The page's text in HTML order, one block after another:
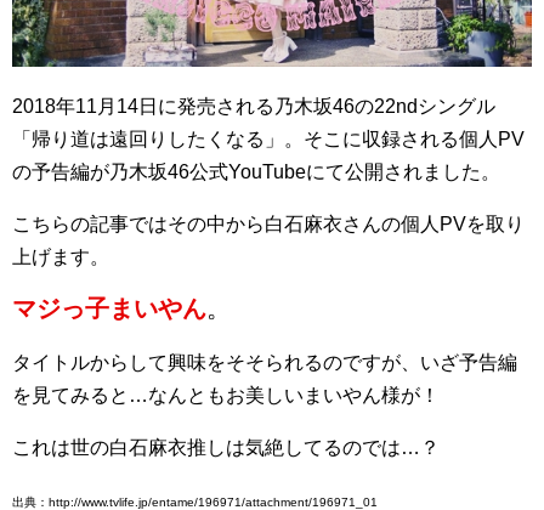
2018年11月14日に発売される乃木坂46の22ndシングル
「帰り道は遠回りしたくなる」。そこに収録される個人PV
の予告編が乃木坂46公式YouTubeにて公開されました。
こちらの記事ではその中から白石麻衣さんの個人PVを取り
上げます。
マジっ子まいやん。
タイトルからして興味をそそられるのですが、いざ予告編
を見てみると…なんともお美しいまいやん様が！
これは世の白石麻衣推しは気絶してるのでは…？
出典：http://www.tvlife.jp/entame/196971/attachment/196971_01